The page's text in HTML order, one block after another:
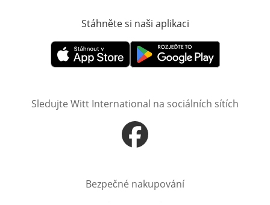
Stáhněte si naši aplikaci
Otevře v novém okněOtevře v novém okně
Sledujte Witt International na sociálních sítích
Otevře v novém okně
Bezpečné nakupování